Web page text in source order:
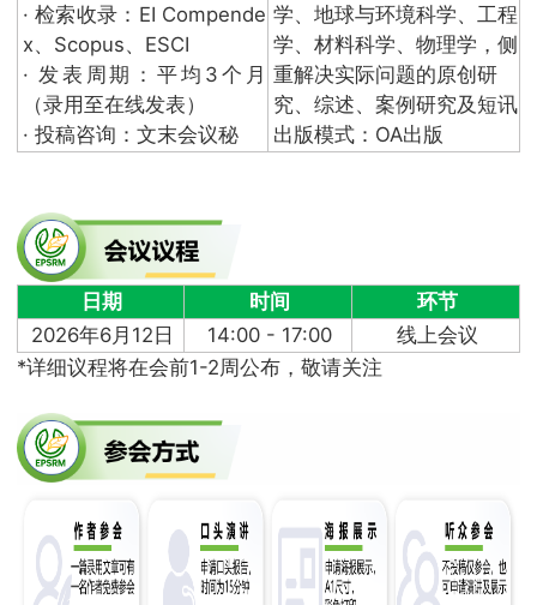
· 检索收录：EI Compende
x、Scopus、ESCI
· 发表周期：平均3个月
（录用至在线发表）
· 投稿咨询：文末会议秘
学、地球与环境科学、工程
学、材料科学、物理学，侧
重解决实际问题的原创研
究、综述、案例研究及短讯
出版模式：OA出版
日期 时间
环节
2026年6月12日
14:00 - 17:00
线上会议
*详细议程将在会前1-2周公布，敬请关注